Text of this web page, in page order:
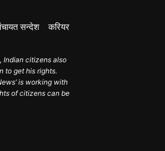
सन्देश
करियर
Indian citizens also
to get his rights.
is working with
of citizens can be